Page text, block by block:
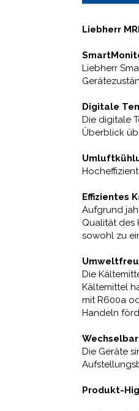
Liebherr
Liebherr
Digitale
Die digitale
Überblick
Effizientes
Aufgrund
Qualität des
sowohl zu
Die
Kältemittel
mit R600a
Handeln
Die Geräte
Produkt-